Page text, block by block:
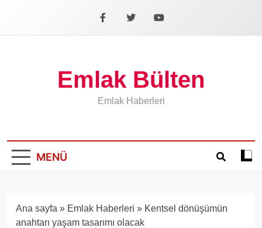
Facebook
X YouTube
Emlak Bülten
Emlak Haberleri
MENÜ
Koyu
Ana sayfa » Emlak Haberleri » Kentsel dönüşümün
anahtarı yaşam tasarımı olacak